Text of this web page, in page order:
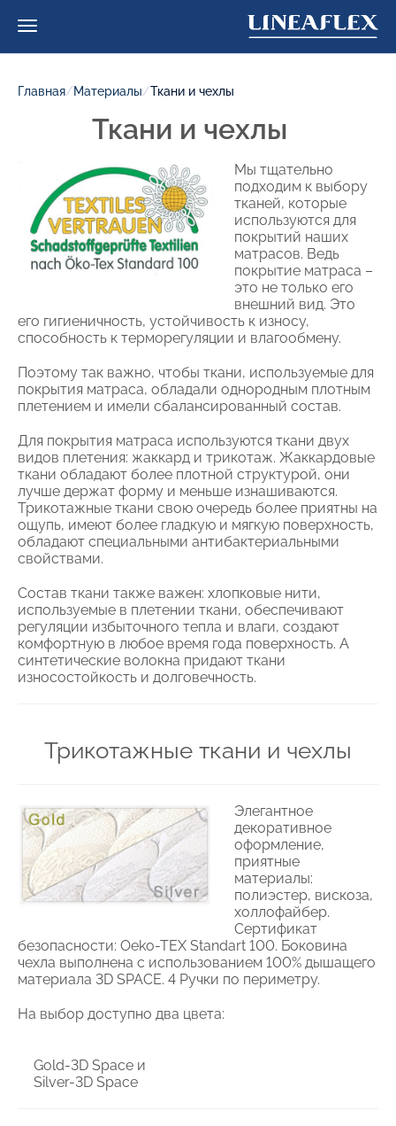
Главная/Материалы/Ткани и чехлы
Ткани и чехлы
Мы тщательно
подходим к выбору
тканей, которые
используются для
покрытий наших
матрасов. Ведь
покрытие матраса –
это не только его
внешний вид. Это
его гигиеничность, устойчивость к износу,
способность к терморегуляции и влагообмену.
Поэтому так важно, чтобы ткани, используемые для
покрытия матраса, обладали однородным плотным
плетением и имели сбалансированный состав.
Для покрытия матраса используются ткани двух
видов плетения: жаккард и трикотаж. Жаккардовые
ткани обладают более плотной структурой, они
лучше держат форму и меньше изнашиваются.
Трикотажные ткани свою очередь более приятны на
ощупь, имеют более гладкую и мягкую поверхность,
обладают специальными антибактериальными
свойствами.
Состав ткани также важен: хлопковые нити,
используемые в плетении ткани, обеспечивают
регуляции избыточного тепла и влаги, создают
комфортную в любое время года поверхность. А
синтетические волокна придают ткани
износостойкость и долговечность.
Трикотажные ткани и чехлы
Элегантное
декоративное
оформление,
приятные
материалы:
полиэстер, вискоза,
холлофайбер.
Сертификат
безопасности: Oeko-TEX Standart 100. Боковина
чехла выполнена с использованием 100% дышащего
материала 3D SPACE. 4 Ручки по периметру.
На выбор доступно два цвета:
Gold-3D Space и
Silver-3D Space